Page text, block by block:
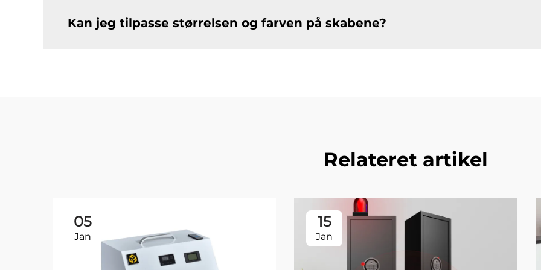
Kan jeg tilpasse størrelsen og farven på skabene?
Relateret artikel
05
Jan
15
Jan